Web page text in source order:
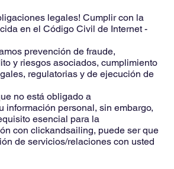
legales! Cumplir con la
en el Código Civil de Internet -
prevención de fraude,
y riesgos asociados, cumplimiento
regulatorias y de ejecución de
no está obligado a
información personal, sin embargo,
esencial para la
con clickandsailing, puede ser que
de servicios/relaciones con usted